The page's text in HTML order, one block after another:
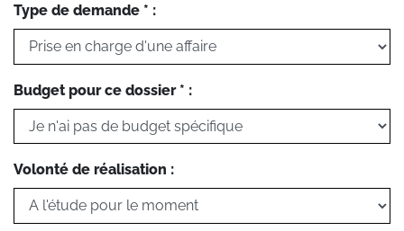
Type de demande * :
Budget pour ce dossier * :
Volonté de réalisation :